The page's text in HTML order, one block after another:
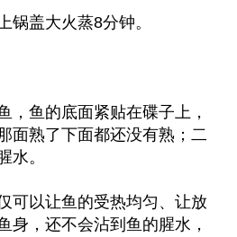
锅盖大火蒸8分钟。
，鱼的底面紧贴在碟子上，
面熟了下面都还没有熟；二
水。
可以让鱼的受热均匀、让放
身，还不会沾到鱼的腥水，